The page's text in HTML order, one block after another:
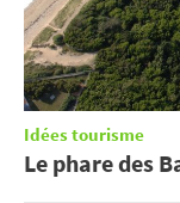
Idées tourisme
Le phare des